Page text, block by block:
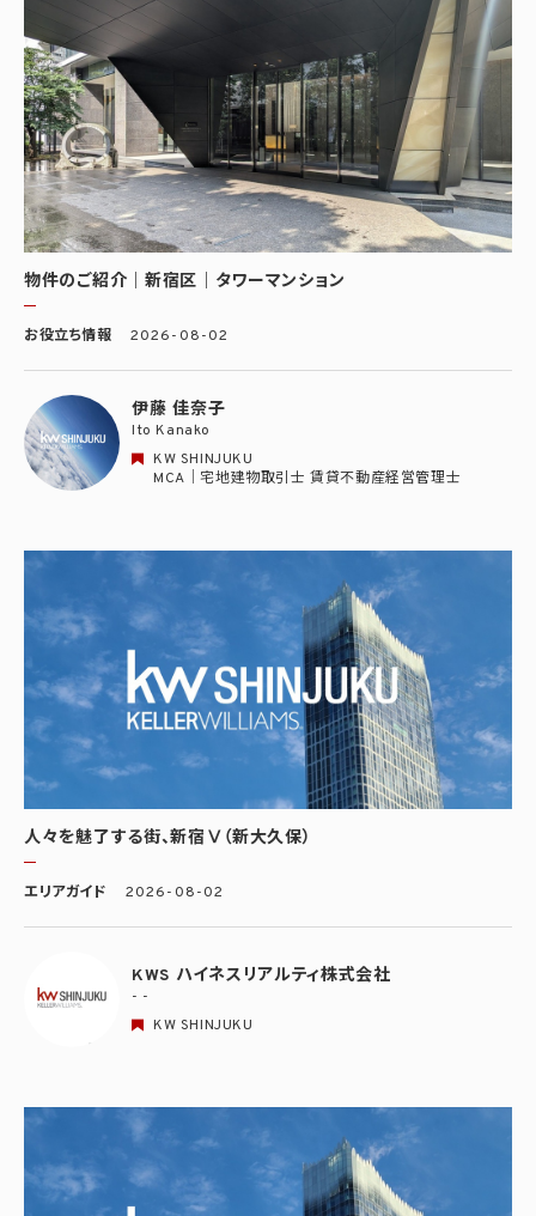
物件のご紹介｜新宿区｜タワーマンション
お役立ち情報 2026-08-02
伊藤 佳奈子
Ito Kanako
KW SHINJUKU
MCA｜宅地建物取引士 賃貸不動産経営管理士
人々を魅了する街、新宿Ⅴ（新大久保）
エリアガイド 2026-08-02
KWS ハイネスリアルティ株式会社
- -
KW SHINJUKU